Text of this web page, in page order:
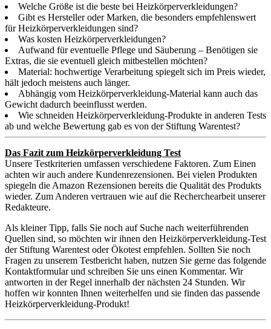
Welche Größe ist die beste bei Heizkörperverkleidungen?
Gibt es Hersteller oder Marken, die besonders empfehlenswert
für Heizkörperverkleidungen sind?
Was kosten Heizkörperverkleidungen?
Aufwand für eventuelle Pflege und Säuberung – Benötigen sie
Extras, die sie eventuell gleich mitbestellen möchten?
Material: hochwertige Verarbeitung spiegelt sich im Preis wieder,
hält jedoch meistens auch länger.
Abhängig vom Heizkörperverkleidung-Material kann auch das
Gewicht dadurch beeinflusst werden.
Wie schneiden Heizkörperverkleidung-Produkte in anderen Tests
ab und welche Bewertung gab es von der Stiftung Warentest?
Das Fazit zum Heizkörperverkleidung Test
Unsere Testkriterien umfassen verschiedene Faktoren. Zum Einen
achten wir auch andere Kundenrezensionen. Bei vielen Produkten
spiegeln die Amazon Rezensionen bereits die Qualität des Produkts
wieder. Zum Anderen vertrauen wie auf die Recherchearbeit unserer
Redakteure.
Als kleiner Tipp, falls Sie noch auf Suche nach weiterführenden
Quellen sind, so möchten wir ihnen den Heizkörperverkleidung-Test
der Stiftung Warentest oder Ökotest empfehlen. Sollten Sie noch
Fragen zu unserem Testbericht haben, nutzen Sie gerne das folgende
Kontaktformular und schreiben Sie uns einen Kommentar. Wir
antworten in der Regel innerhalb der nächsten 24 Stunden. Wir
hoffen wir konnten Ihnen weiterhelfen und sie finden das passende
Heizkörperverkleidung-Produkt!